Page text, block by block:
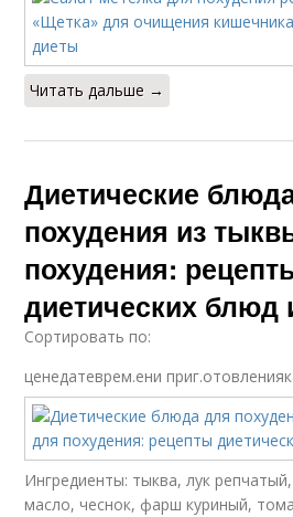
Читать дальше →
Диетические
похудения из
похудения:
диетических
Сортировать по:
ценедатеврем.ени
Ингредиенты: тыква, лук
масло, чеснок, фарш куриный,